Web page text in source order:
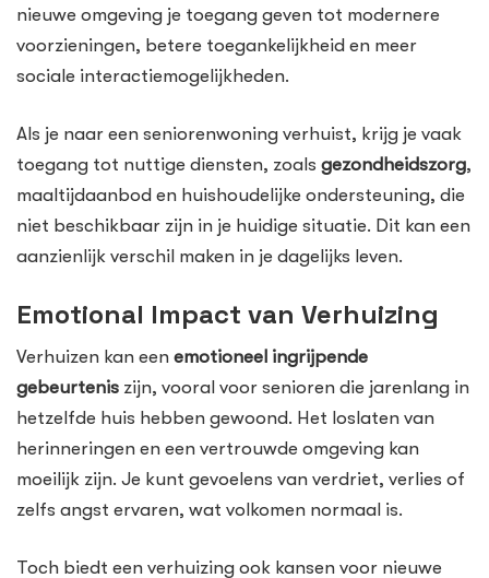
nieuwe omgeving je toegang geven tot modernere
voorzieningen, betere toegankelijkheid en meer
sociale interactiemogelijkheden.
Als je naar een seniorenwoning verhuist, krijg je vaak
toegang tot nuttige diensten, zoals gezondheidszorg,
maaltijdaanbod en huishoudelijke ondersteuning, die
niet beschikbaar zijn in je huidige situatie. Dit kan een
aanzienlijk verschil maken in je dagelijks leven.
Emotional Impact van Verhuizing
Verhuizen kan een emotioneel ingrijpende
gebeurtenis zijn, vooral voor senioren die jarenlang in
hetzelfde huis hebben gewoond. Het loslaten van
herinneringen en een vertrouwde omgeving kan
moeilijk zijn. Je kunt gevoelens van verdriet, verlies of
zelfs angst ervaren, wat volkomen normaal is.
Toch biedt een verhuizing ook kansen voor nieuwe